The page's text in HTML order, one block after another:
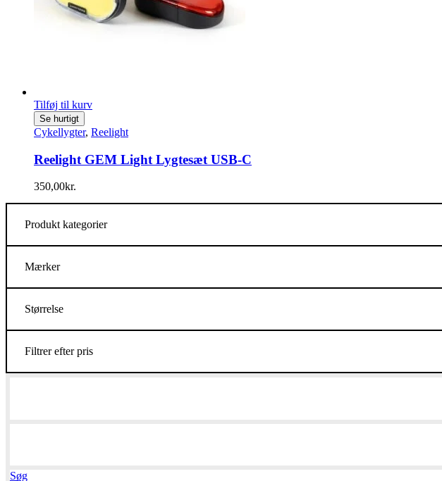
Tilføj til kurv
Se hurtigt
Cykellygter, Reelight
Reelight GEM Light Lygtesæt USB-C
350,00kr.
Produkt kategorier
Mærker
Størrelse
Filtrer efter pris
Søg